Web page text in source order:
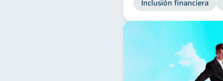
Inclusión financiera